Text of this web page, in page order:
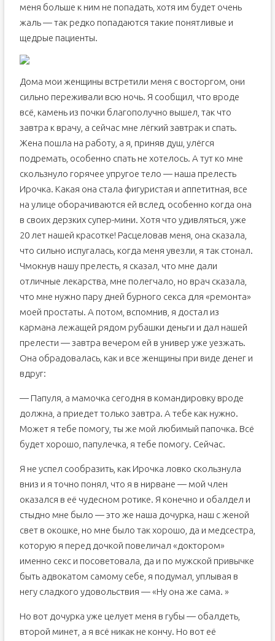
меня больше к ним не попадать, хотя им будет очень
жаль — так редко попадаются такие понятливые и
щедрые пациенты.
Дома мои женщины встретили меня с восторгом, они
сильно переживали всю ночь. Я сообщил, что вроде
всё, камень из почки благополучно вышел, так что
завтра к врачу, а сейчас мне лёгкий завтрак и спать.
Жена пошла на работу, а я, приняв душ, улёгся
подремать, особенно спать не хотелось. А тут ко мне
скользнуло горячее упругое тело — наша прелесть
Ирочка. Какая она стала фигуристая и аппетитная, все
на улице оборачиваются ей вслед, особенно когда она
в своих дерзких супер-мини. Хотя что удивляться, уже
20 лет нашей красотке! Расцеловав меня, она сказала,
что сильно испугалась, когда меня увезли, я так стонал.
Чмокнув нашу прелесть, я сказал, что мне дали
отличные лекарства, мне полегчало, но врач сказала,
что мне нужно пару дней бурного секса для «ремонта»
моей простаты. А потом, вспомнив, я достал из
кармана лежащей рядом рубашки деньги и дал нашей
прелести — завтра вечером ей в универ уже уезжать.
Она обрадовалась, как и все женщины при виде денег и
вдруг:
— Папуля, а мамочка сегодня в командировку вроде
должна, а приедет только завтра. А тебе как нужно.
Может я тебе помогу, ты же мой любимый папочка. Всё
будет хорошо, папулечка, я тебе помогу. Сейчас.
Я не успел сообразить, как Ирочка ловко скользнула
вниз и я точно понял, что я в нирване — мой член
оказался в её чудесном ротике. Я конечно и обалдел и
стыдно мне было — это же наша дочурка, наш с женой
свет в окошке, но мне было так хорошо, да и медсестра,
которую я перед дочкой повеличал «доктором»
именно секс и посоветовала, да и по мужской привычке
быть адвокатом самому себе, я подумал, уплывая в
негу сладкого удовольствия — «Ну она же сама. »
Но вот дочурка уже целует меня в губы — обалдеть,
второй минет, а я всё никак не кончу. Но вот её